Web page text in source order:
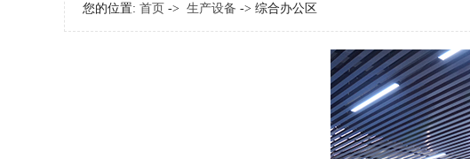
您的位置: 首页 -> 生产设备 -> 综合办公区